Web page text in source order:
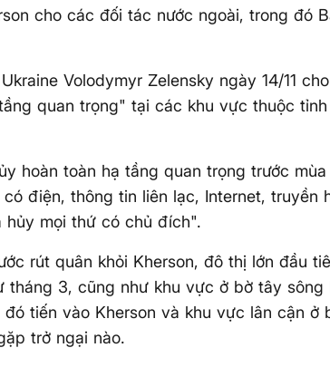
cho các đối tác nước ngoài, trong đó
Volodymyr Zelensky ngày 14/11
quan trọng" tại các khu vực thuộc
hoàn toàn hạ tầng quan trọng trước
có điện, thông tin liên lạc, Internet, truyền
hủy mọi thứ có chủ đích".
rút quân khỏi Kherson, đô thị lớn đầu
tháng 3, cũng như khu vực ở bờ tây sông
đó tiến vào Kherson và khu vực lân cận ở
trở ngại nào.